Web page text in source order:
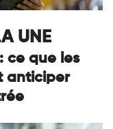
UNE
ce que les
anticiper